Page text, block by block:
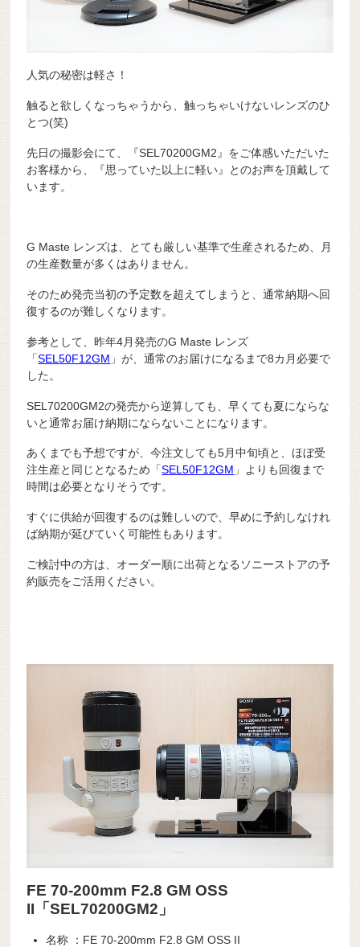
人気の秘密は軽さ！
触ると欲しくなっちゃうから、触っちゃいけないレンズのひ
とつ(笑)
先日の撮影会にて、『SEL70200GM2』をご体感いただいた
お客様から、『思っていた以上に軽い』とのお声を頂戴して
います。
G Maste レンズは、とても厳しい基準で生産されるため、月
の生産数量が多くはありません。
そのため発売当初の予定数を超えてしまうと、通常納期へ回
復するのが難しくなります。
参考として、昨年4月発売のG Maste レンズ
「SEL50F12GM 」が、通常のお届けになるまで8カ月必要で
した。
SEL70200GM2の発売から逆算しても、早くても夏にならな
いと通常お届け納期にならないことになります。
あくまでも予想ですが、今注文しても5月中旬頃と、ほぼ受
注生産と同じとなるため「SEL50F12GM 」よりも回復まで
時間は必要となりそうです。
すぐに供給が回復するのは難しいので、早めに予約しなけれ
ば納期が延びていく可能性もあります。
ご検討中の方は、オーダー順に出荷となるソニーストアの予
約販売をご活用ください。
FE 70-200mm F2.8 GM OSS
II「SEL70200GM2」
名称 ：FE 70-200mm F2.8 GM OSS II